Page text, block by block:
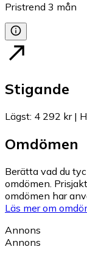
Pristrend 3 mån
Stigande
Lägst: 4 292 kr|
Omdömen
Berätta vad du
omdömen.
omdömen har
Läs mer om
Annons
Annons